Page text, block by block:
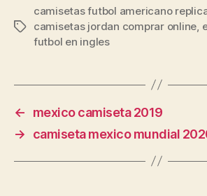
Etiquetas
camisetas futbol americano
camisetas jordan comprar online
futbol en ingles
←
mexico camiseta 2019
→
camiseta mexico mundial